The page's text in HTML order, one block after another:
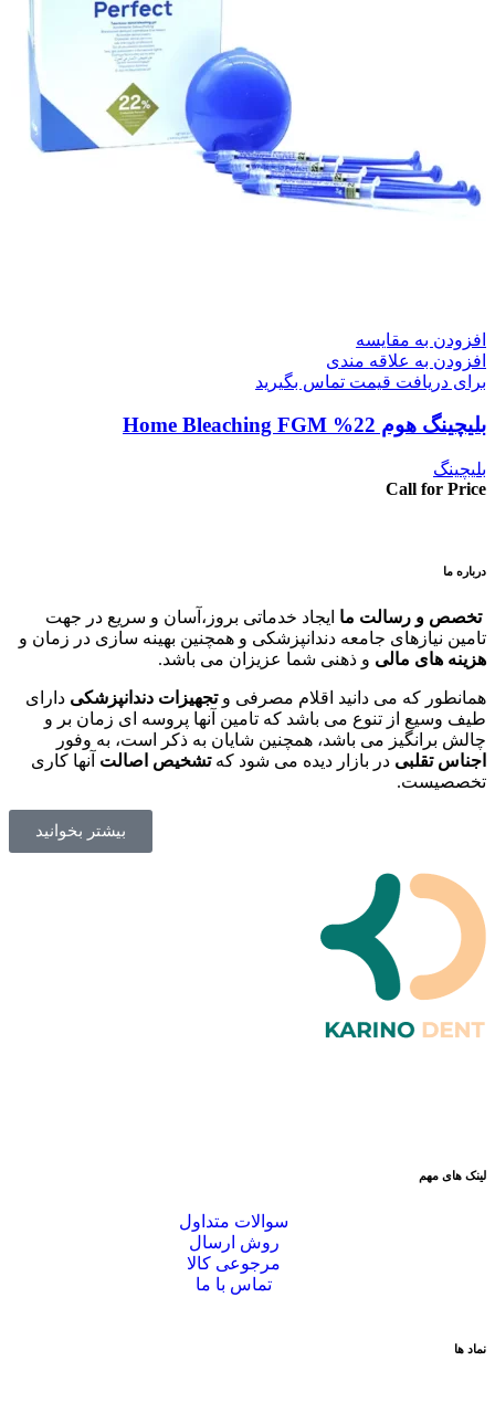
افزودن به مقایسه
افزودن به علاقه مندی
برای دریافت قیمت تماس بگیرید
بلیچینگ هوم 22% Home Bleaching FGM
بلیچینگ
Call for Price
درباره ما
تخصص و رسالت ما ایجاد خدماتی بروز،آسان و سریع در جهت
تامین نیازهای جامعه دندانپزشکی و همچنین بهینه سازی در زمان و
هزینه های مالی و ذهنی شما عزیزان می باشد.
همانطور که می دانید اقلام مصرفی وتجهیزات دندانپزشکی دارای
طیف وسیع از تنوع می باشد که تامین آنها پروسه ای زمان بر و
چالش برانگیز می باشد، همچنین شایان به ذکر است، به وفور
اجناس تقلبی در بازار دیده می شود کهتشخیص اصالت آنها کاری
تخصصیست.
بیشتر بخوانید
لینک های مهم
سوالات متداول
روش ارسال
مرجوعی کالا
تماس با ما
نماد ها